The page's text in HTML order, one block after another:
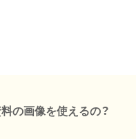
の画像を使えるの？